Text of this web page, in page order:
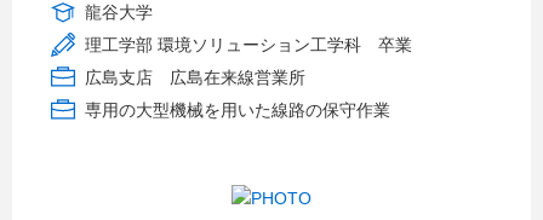
龍谷大学
理工学部 環境ソリューション工学科 卒業
広島支店 広島在来線営業所
専用の大型機械を用いた線路の保守作業